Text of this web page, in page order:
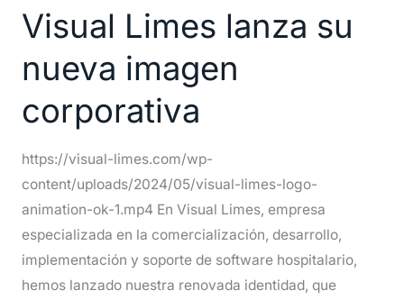
Visual Limes lanza su
nueva imagen
corporativa
https://visual-limes.com/wp-
content/uploads/2024/05/visual-limes-logo-
animation-ok-1.mp4 En Visual Limes, empresa
especializada en la comercialización, desarrollo,
implementación y soporte de software hospitalario,
hemos lanzado nuestra renovada identidad, que
lanza
nueva
corporativa